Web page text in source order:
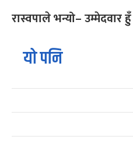
रास्वपाले भन्यो–
यो पनि